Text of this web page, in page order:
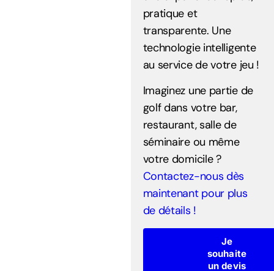
pratique et
transparente. Une
technologie intelligente
au service de votre jeu !
Imaginez une partie de
golf dans votre bar,
restaurant, salle de
séminaire ou même
votre domicile ?
Contactez-nous dès
maintenant pour plus
de détails !
Je
souhaite
un devis